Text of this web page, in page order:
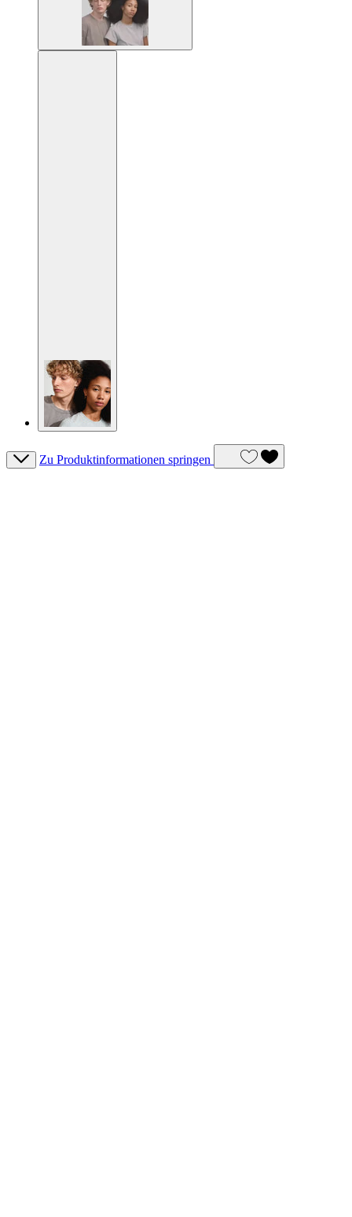
Zu Produktinformationen springen